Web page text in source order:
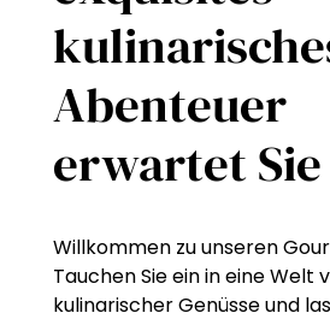
Abenteuer
erwartet Sie
Willkommen zu unseren
Tauchen Sie ein in eine Welt
kulinarischer Genüsse und